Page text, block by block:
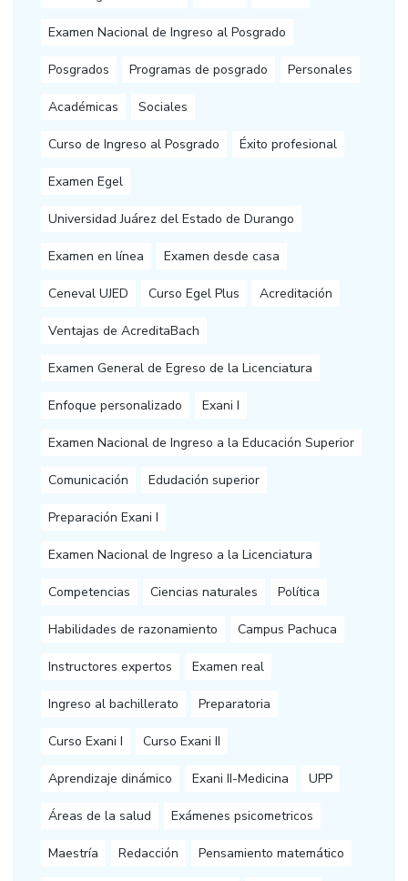
Examen Nacional de Ingreso al Posgrado
Posgrados Programas de posgrado Personales
Académicas Sociales
Curso de Ingreso al Posgrado Éxito profesional
Examen Egel
Universidad Juárez del Estado de Durango
Examen en línea Examen desde casa
Ceneval UJED Curso Egel Plus Acreditación
Ventajas de AcreditaBach
Examen General de Egreso de la Licenciatura
Enfoque personalizado Exani I
Examen Nacional de Ingreso a la Educación Superior
Comunicación Edudación superior
Preparación Exani I
Examen Nacional de Ingreso a la Licenciatura
Competencias Ciencias naturales Política
Habilidades de razonamiento Campus Pachuca
Instructores expertos Examen real
Ingreso al bachillerato Preparatoria
Curso Exani I Curso Exani II
Aprendizaje dinámico Exani II-Medicina UPP
Áreas de la salud Exámenes psicometricos
Maestría Redacción Pensamiento matemático